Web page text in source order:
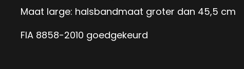
Maat large: halsbandmaat groter dan 45,5 cm
FIA 8858-2010 goedgekeurd